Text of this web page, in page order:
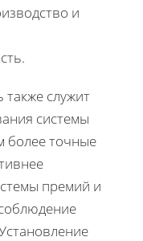
и
служит
системы
более точные
премий и